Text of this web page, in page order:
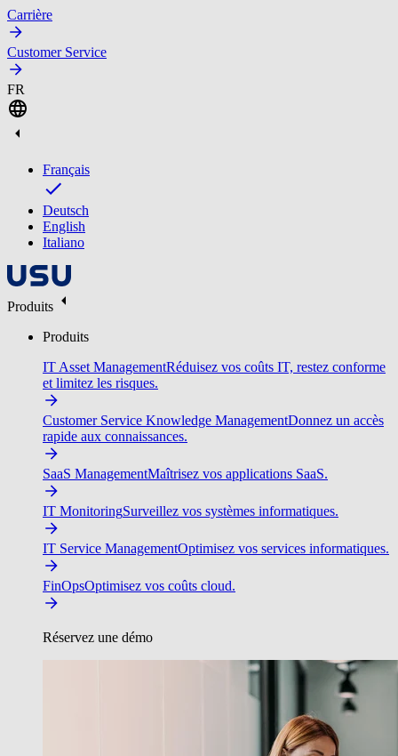
Carrière
Customer Service
FR
Français
Deutsch
English
Italiano
Produits
Produits
IT Asset ManagementRéduisez vos coûts IT, restez conforme
et limitez les risques.
Customer Service Knowledge ManagementDonnez un accès
rapide aux connaissances.
SaaS ManagementMaîtrisez vos applications SaaS.
IT MonitoringSurveillez vos systèmes informatiques.
IT Service ManagementOptimisez vos services informatiques.
FinOpsOptimisez vos coûts cloud.
Réservez une démo